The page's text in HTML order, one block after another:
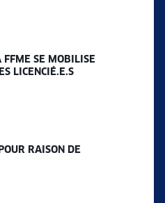
FFME SE MOBILISE
LICENCIÉ.E.S
RAISON DE